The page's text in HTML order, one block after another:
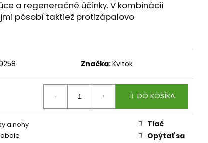
a regeneračné účinky. V kombinácii
pôsobí taktiež protizápalovo
Značka:Kvitok
DO KOŠÍKA
a nohy
Tlač
Opýtať sa
ROKLINY